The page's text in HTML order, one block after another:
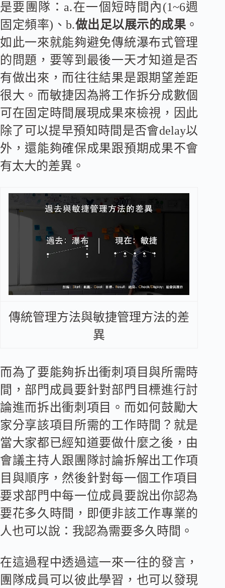
是要團隊：a.在一個短時間內(1~6週
固定頻率)、b.做出足以展示的成果 。
如此一來就能夠避免傳統瀑布式管理
的問題，要等到最後一天才知道是否
有做出來，而往往結果是跟期望差距
很大。而敏捷因為將工作拆分成數個
可在固定時間展現成果來檢視，因此
除了可以提早預知時間是否會delay以
外，還能夠確保成果跟預期成果不會
有太大的差異。
傳統管理方法與敏捷管理方法的差
異
而為了要能夠拆出衝刺項目與所需時
間，部門成員要針對部門目標進行討
論進而拆出衝刺項目。而如何鼓勵大
家分享該項目所需的工作時間？就是
當大家都已經知道要做什麼之後，由
會議主持人跟團隊討論拆解出工作項
目與順序，然後針對每一個工作項目
要求部門中每一位成員要說出你認為
要花多久時間，即便非該工作專業的
人也可以說：我認為需要多久時間。
在這過程中透過這一來一往的發言，
團隊成員可以彼此學習，也可以發現